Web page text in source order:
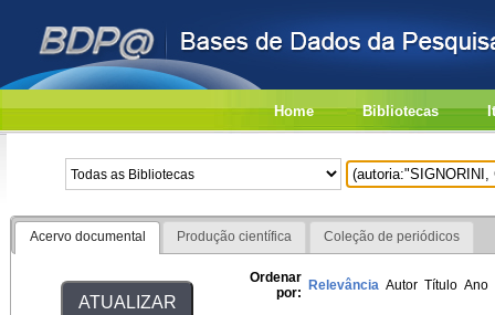
Home Bibliotecas
Acervo documental Produção científica Coleção de periódicos
Ordenar
por: Relevância Autor Título Ano